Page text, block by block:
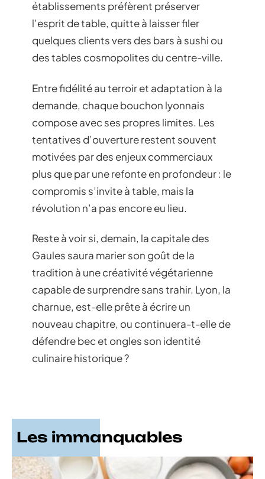
établissements préfèrent préserver
l’esprit de table, quitte à laisser filer
quelques clients vers des bars à sushi ou
des tables cosmopolites du centre-ville.
Entre fidélité au terroir et adaptation à la
demande, chaque bouchon lyonnais
compose avec ses propres limites. Les
tentatives d’ouverture restent souvent
motivées par des enjeux commerciaux
plus que par une refonte en profondeur : le
compromis s’invite à table, mais la
révolution n’a pas encore eu lieu.
Reste à voir si, demain, la capitale des
Gaules saura marier son goût de la
tradition à une créativité végétarienne
capable de surprendre sans trahir. Lyon, la
charnue, est-elle prête à écrire un
nouveau chapitre, ou continuera-t-elle de
défendre bec et ongles son identité
culinaire historique ?
Les immanquables